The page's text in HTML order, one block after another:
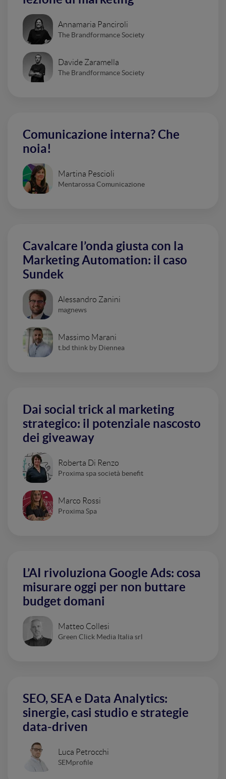
Annamaria Panciroli
The Brandformance Society
Davide Zaramella
The Brandformance Society
Comunicazione interna? Che
noia!
Martina Pescioli
Mentarossa Comunicazione
Cavalcare l’onda giusta con la
Marketing Automation: il caso
Sundek
Alessandro Zanini
magnews
Massimo Marani
t.bd think by Diennea
Dai social trick al marketing
strategico: il potenziale nascosto
dei giveaway
Roberta Di Renzo
Proxima spa società benefit
Marco Rossi
Proxima Spa
L’AI rivoluziona Google Ads: cosa
misurare oggi per non buttare
budget domani
Matteo Collesi
Green Click Media Italia srl
SEO, SEA e Data Analytics:
sinergie, casi studio e strategie
data-driven
Luca Petrocchi
SEMprofile